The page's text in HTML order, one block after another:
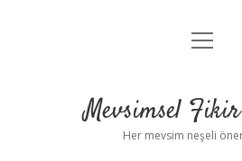
Anasayfa
Yasal Uyarı
menüyü
Mevsimsel
Her mevsim neşeli